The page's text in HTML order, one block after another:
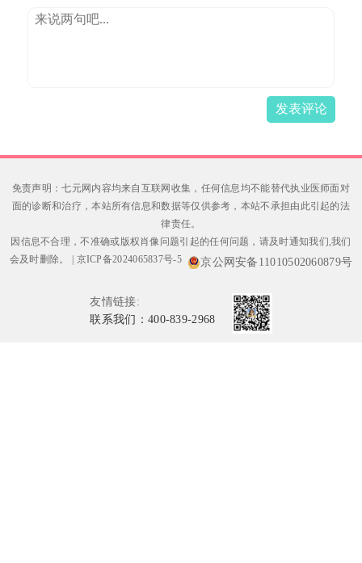
发表评论
免责声明：七元网内容均来自互联网收集，任何信息均不能替代执业医师面对
面的诊断和治疗，本站所有信息和数据等仅供参考，本站不承担由此引起的法
律责任。
因信息不合理，不准确或版权肖像问题引起的任何问题，请及时通知我们,我们
会及时删除。
京ICP备2024065837号-5 京公网安备11010502060879号
友情链接:
联系我们：400-839-2968